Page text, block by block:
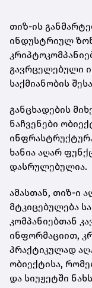
თიზ-ის
ინდუსტრიულ
გავრცელებული
საქმიანობის
განცხადების
ნაჩვენები
ხანია აღარ
დასრულებულია.
ამასთან, თიზ-ი
მტკიცებულება
კომპანიებთან
ინფორმაციით,
პრაქტიკულად
ობიექტისა,
და სიუჟეტში